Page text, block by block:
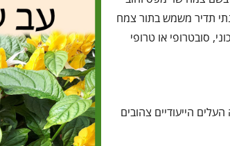
תדיר משמש בתור צמח
סובטרופי או טרופי
הייעודיים צהובים